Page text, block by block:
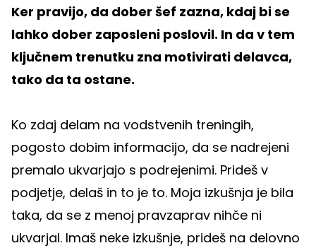
Ker pravijo, da dober šef zazna, kdaj bi se
lahko dober zaposleni poslovil. In da v tem
ključnem trenutku zna motivirati delavca,
tako da ta ostane.
Ko zdaj delam na vodstvenih treningih,
pogosto dobim informacijo, da se nadrejeni
premalo ukvarjajo s podrejenimi. Prideš v
podjetje, delaš in to je to. Moja izkušnja je bila
taka, da se z menoj pravzaprav nihče ni
ukvarjal. Imaš neke izkušnje, prideš na delovno